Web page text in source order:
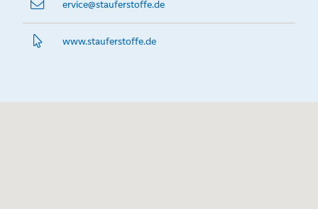
ervice@­stauferstoffe.de
www.­stauferstoffe.­de